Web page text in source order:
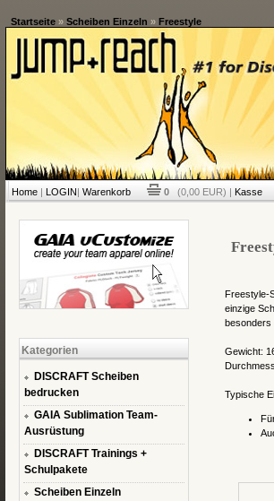
Startseite» Scheiben Einzeln » Freestyle
Home| LOGIN| Warenkorb 0 (0,00 EUR) | Kasse
Kategorien
DISCRAFT Scheiben
bedrucken
GAIA Sublimation Team-
Ausrüstung
DISCRAFT Trainings +
Schulpakete
Scheiben Einzeln
Freestyle-
einzige
besonders
Gewicht:
Typische